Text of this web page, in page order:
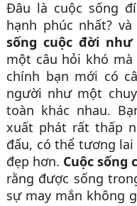
Đâu là cuộc sống
hạnh phúc nhất? và
sống cuộc đời
một câu hỏi khó
chính bạn mới có
người như một
toàn khác nhau.
xuất phát rất thấp
đấu, có thể tương
đẹp hơn. Cuộc sống
rằng được sống
sự may mắn không